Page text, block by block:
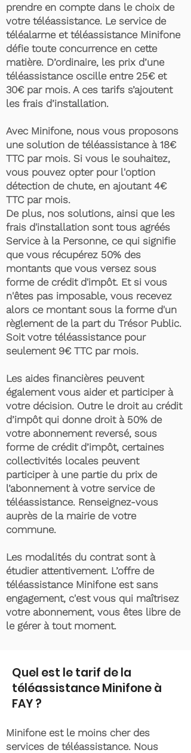
prendre en compte dans le choix de
votre téléassistance. Le service de
téléalarme et téléassistance Minifone
défie toute concurrence en cette
matière. D’ordinaire, les prix d’une
téléassistance oscille entre 25€ et
30€ par mois. A ces tarifs s’ajoutent
les frais d’installation.
Avec Minifone, nous vous proposons
une solution de téléassistance à 18€
TTC par mois. Si vous le souhaitez,
vous pouvez opter pour l'option
détection de chute, en ajoutant 4€
TTC par mois.
De plus, nos solutions, ainsi que les
frais d'installation sont tous agréés
Service à la Personne, ce qui signifie
que vous récupérez 50% des
montants que vous versez sous
forme de crédit d'impôt. Et si vous
n'êtes pas imposable, vous recevez
alors ce montant sous la forme d'un
règlement de la part du Trésor Public.
Soit votre téléassistance pour
seulement 9€ TTC par mois.
Les aides financières peuvent
également vous aider et participer à
votre décision. Outre le droit au crédit
d’impôt qui donne droit à 50% de
votre abonnement reversé, sous
forme de crédit d’impôt, certaines
collectivités locales peuvent
participer à une partie du prix de
l’abonnement à votre service de
téléassistance. Renseignez-vous
auprès de la mairie de votre
commune.
Les modalités du contrat sont à
étudier attentivement. L’offre de
téléassistance Minifone est sans
engagement, c'est vous qui maîtrisez
votre abonnement, vous êtes libre de
le gérer à tout moment.
Quel est le tarif de la
téléassistance Minifone à
FAY ?
Minifone est le moins cher des
services de téléassistance. Nous